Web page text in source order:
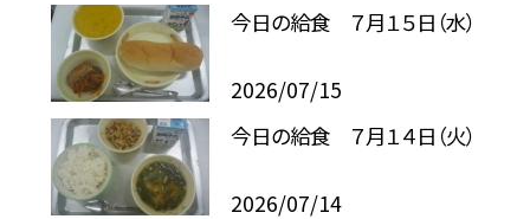
今日の給食 ７月１５日（水）
2026/07/15
今日の給食 ７月１４日（火）
2026/07/14